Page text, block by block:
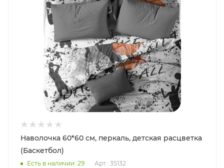
Наволочка 60*60 см, перкаль, детская расцветка
(Баскетбол)
Есть в наличии: 29 Арт.: 35132